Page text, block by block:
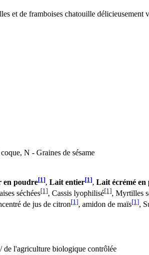
et de framboises chatouille
N - Graines de sésame
en poudre[1], Lait entier[1], Lait écrémé en
séchées[1], Cassis lyophilisé[1], Myrtilles
de jus de citron[1], amidon de maïs[1],
de l'agriculture biologique contrôlée